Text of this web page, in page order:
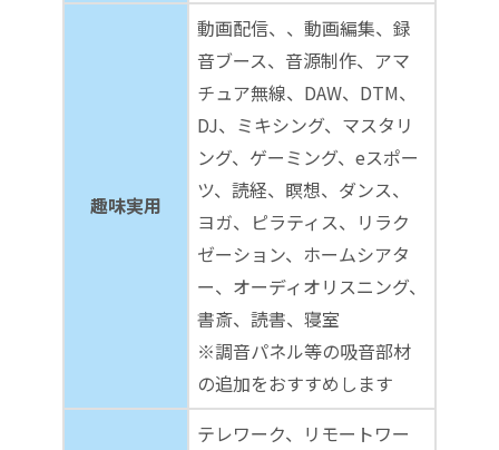
趣味実用
動画配信、、動画編集、録
音ブース、音源制作、アマ
チュア無線、DAW、DTM、
DJ、ミキシング、マスタリ
ング、ゲーミング、eスポー
ツ、読経、瞑想、ダンス、
ヨガ、ピラティス、リラク
ゼーション、ホームシアタ
ー、オーディオリスニング、
書斎、読書、寝室
※調音パネル等の吸音部材
の追加をおすすめします
テレワーク、リモートワー